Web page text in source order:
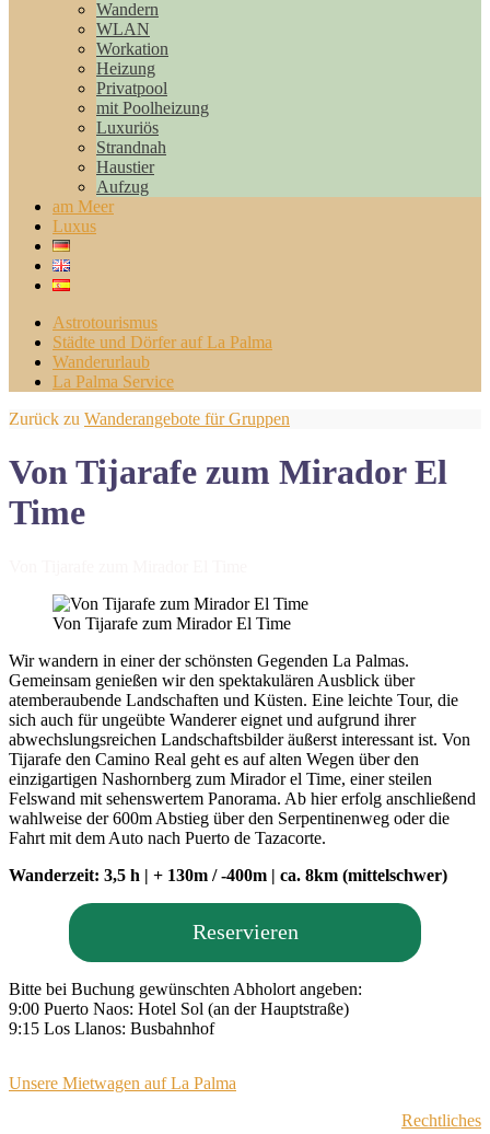
Wandern
WLAN
Workation
Heizung
Privatpool
mit Poolheizung
Luxuriös
Strandnah
Haustier
Aufzug
am Meer
Luxus
Astrotourismus
Städte und Dörfer auf La Palma
Wanderurlaub
La Palma Service
Zurück zu Wanderangebote für Gruppen
Von Tijarafe zum Mirador El
Time
Von Tijarafe zum Mirador El Time
Wir wandern in einer der schönsten Gegenden La Palmas.
Gemeinsam genießen wir den spektakulären Ausblick über
atemberaubende Landschaften und Küsten. Eine leichte Tour, die
sich auch für ungeübte Wanderer eignet und aufgrund ihrer
abwechslungsreichen Landschaftsbilder äußerst interessant ist. Von
Tijarafe den Camino Real geht es auf alten Wegen über den
einzigartigen Nashornberg zum Mirador el Time, einer steilen
Felswand mit sehenswertem Panorama. Ab hier erfolg anschließend
wahlweise der 600m Abstieg über den Serpentinenweg oder die
Fahrt mit dem Auto nach Puerto de Tazacorte.
Wanderzeit: 3,5 h | + 130m / ‑400m | ca. 8km (mittelschwer)
Reservieren
Bitte bei Buchung gewünschten Abholort angeben:
9:00 Puerto Naos: Hotel Sol (an der Hauptstraße)
9:15 Los Llanos: Busbahnhof
Unsere Mietwagen auf La Palma
Rechtliches